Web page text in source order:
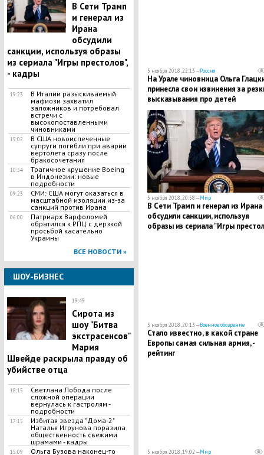
​В Сети Трамп
и генерал из
Ирана
обсудили
санкции, используя образы
из сериала "Игры престолов",
- кадры
19:23
В Италии разыскиваемый
мафиози захватил
заложников и потребовал
встречи с
высокопоставленными
чиновниками
19:02
​В США новоиспеченные
супруги погибли при аварии
вертолета сразу после
бракосочетания
10:54
Трагичное крушение Boeing
в Индонезии: новые
подробности
09:23
СМИ: США могут оказаться в
масштабной изоляции из-за
санкций против Ирана
06:00
Патриарх Варфоломей
обратился к РПЦ с дерзкой
просьбой касательно
Украины
ВСЕ НОВОСТИ »
ШОУ-БИЗНЕС
19:49
Сирота из
шоу "Битва
экстрасенсов"
Мария
Швейде раскрыла правду об
убийстве отца
18:15
Светлана Лобода после
сложной операции
вернулась к гастролям -
подробности
17:15
Избитая звезда "Дома-2"
Наталья Игрунова поразила
общественность свежими
шрамами - кадры
15:09
Ольга Бузова наконец-то
5 ноября 2018, 22:13 —Россия
На Урале чиновница Ольга
принесла свои извинения за
высказывания про детей
5 ноября 2018, 20:58 —Мир
​В Сети Трамп и генерал из Ирана
обсудили санкции, используя
образы из сериала "Игры
5 ноября 2018, 20:13 —Военное обозрение
Стало известно, в какой стране
Европы самая сильная армия, -
рейтинг
5 ноября 2018, 19:02 —Мир